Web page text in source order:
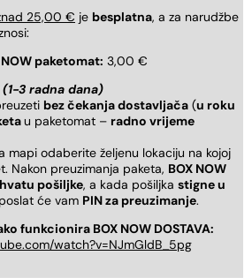
25,00 € je besplatna, a za narudžbe
paketomat: 3,00 €
3 radna dana)
bez čekanja dostavljača (u roku
u paketomat – radno vrijeme
mapi odaberite željenu lokaciju na kojoj
Nakon preuzimanja paketa, BOX NOW
pošiljke, a kada pošiljka stigne u
će vam PIN za preuzimanje.
funkcionira BOX NOW DOSTAVA:
watch?v=NJmGldB_5pg